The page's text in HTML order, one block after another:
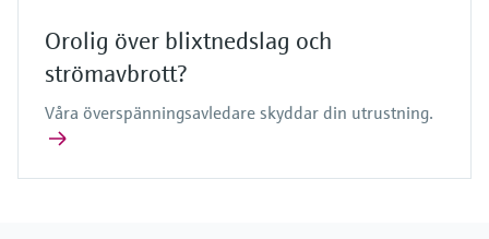
Orolig över blixtnedslag och
strömavbrott?
Våra överspänningsavledare skyddar din utrustning.